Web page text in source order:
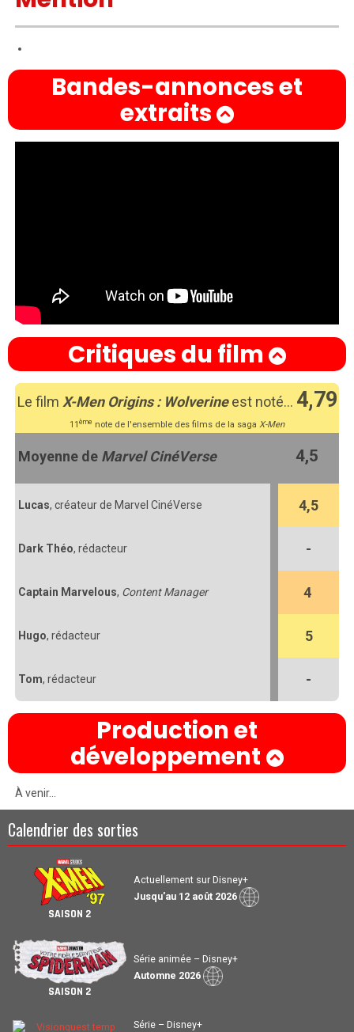
Bandes-annonces et
extraits
Critiques du film
Le film X-Men Origins : Wolverine est noté… 4,79
11 ème note de l'ensemble des films de la saga X-Men
Moyenne de Marvel CinéVerse 4,5
Lucas, créateur de Marvel CinéVerse 4,5
Dark Théo, rédacteur -
Captain Marvelous, Content Manager 4
Hugo, rédacteur 5
Tom, rédacteur -
Production et
développement
À venir...
Calendrier des sorties
SAISON 2
Actuellement sur Disney+
Jusqu'au 12 août 2026
SAISON 2
Série animée – Disney+
Automne 2026
Série – Disney+